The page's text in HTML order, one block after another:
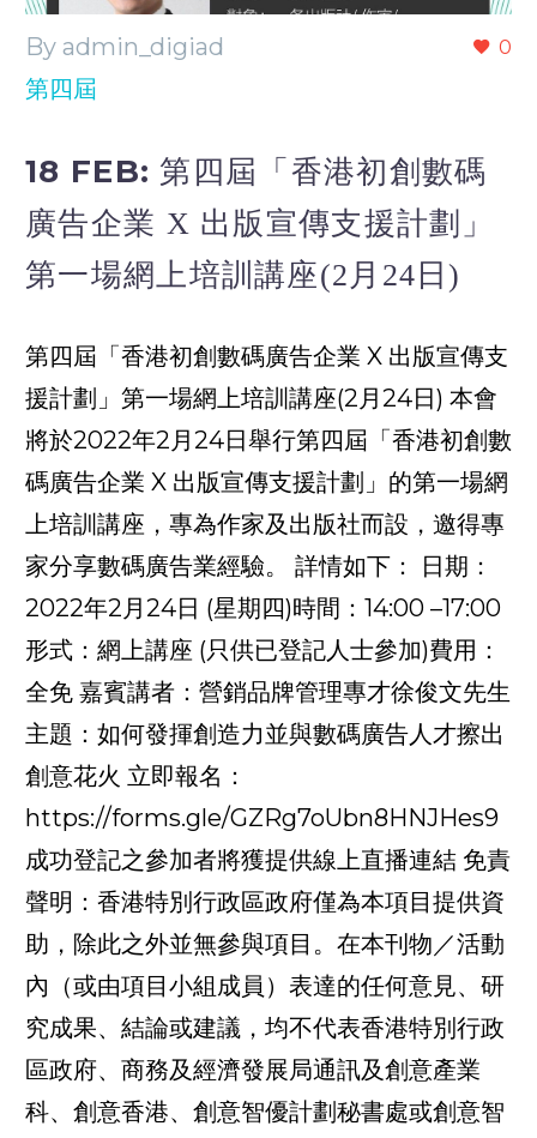
0
By admin_digiad
第四屆
18 FEB: 第四屆「香港初創數碼
廣告企業 X 出版宣傳支援計劃」
第一場網上培訓講座(2月24日)
第四屆「香港初創數碼廣告企業 X 出版宣傳支
援計劃」第一場網上培訓講座(2月24日) 本會
將於2022年2月24日舉行第四屆「香港初創數
碼廣告企業 X 出版宣傳支援計劃」的第一場網
上培訓講座，專為作家及出版社而設，邀得專
家分享數碼廣告業經驗。 詳情如下： 日期：
2022年2月24日 (星期四)時間：14:00 –17:00
形式：網上講座 (只供已登記人士參加)費用：
全免 嘉賓講者：營銷品牌管理專才徐俊文先生
主題：如何發揮創造力並與數碼廣告人才擦出
創意花火 立即報名：
https://forms.gle/GZRg7oUbn8HNJHes9
成功登記之參加者將獲提供線上直播連結 免責
聲明：香港特別行政區政府僅為本項目提供資
助，除此之外並無參與項目。在本刊物／活動
內（或由項目小組成員）表達的任何意見、研
究成果、結論或建議，均不代表香港特別行政
區政府、商務及經濟發展局通訊及創意產業
科、創意香港、創意智優計劃秘書處或創意智